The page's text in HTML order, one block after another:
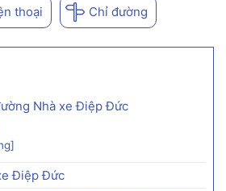
thoại Chỉ đường
Nhà xe Điệp Đức
Điệp Đức